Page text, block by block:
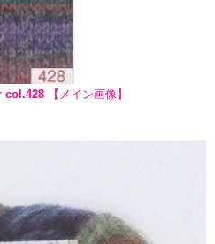
col.428【メイン画像】